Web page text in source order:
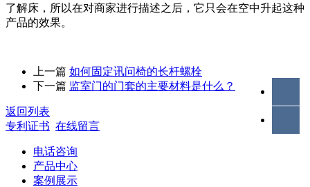
了解床，所以在对商家进行描述之后，它只会在空中升起这种
产品的效果。
上一篇 如何固定讯问椅的长杆螺栓
下一篇 监室门的门套的主要材料是什么？
返回列表
专利证书 在线留言
电话咨询
产品中心
案例展示